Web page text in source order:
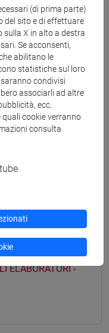
ELABORATORI -
ELABORATORI -
(di prima parte)
del sito e di effettuare
sulla X in alto a destra
Se acconsenti,
abilitano le
statistiche sul loro
condivisi
associarli ad altre
ecc.
quali cookie verranno
consulta